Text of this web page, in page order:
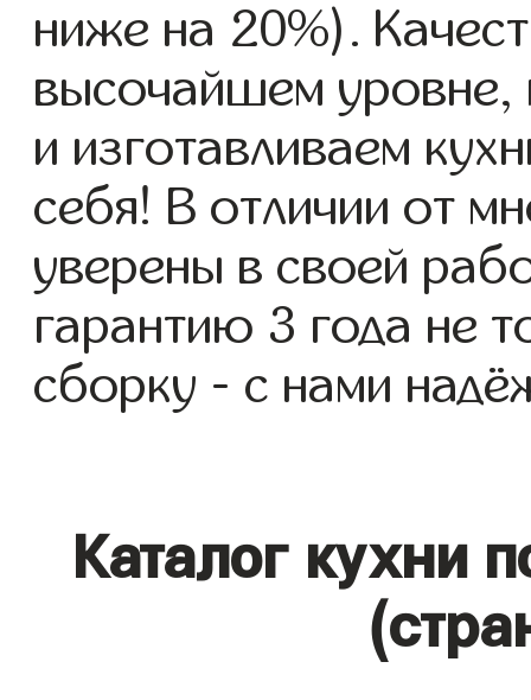
ниже на 20%).
высочайшем
и изготавливаем
себя! В отличии от
уверены в своей
гарантию 3 года не
сборку - с нами
Каталог кухни